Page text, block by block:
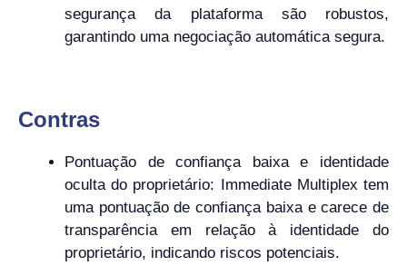
segurança da plataforma são robustos,
garantindo uma negociação automática segura.
Contras
Pontuação de confiança baixa e identidade
oculta do proprietário: Immediate Multiplex tem
uma pontuação de confiança baixa e carece de
transparência em relação à identidade do
proprietário, indicando riscos potenciais.